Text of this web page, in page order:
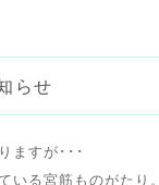
らせ
ますが･･･
いる宮筋ものがたり。